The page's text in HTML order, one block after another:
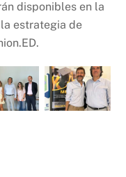
disponibles en la
estrategia de